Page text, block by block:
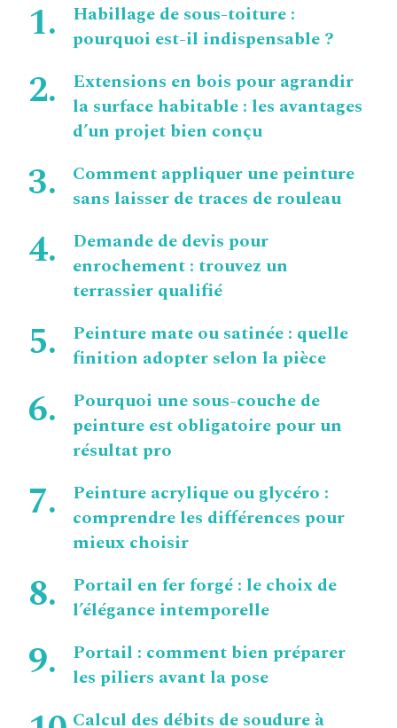
Habillage de sous-toiture :
pourquoi est-il indispensable ?
Extensions en bois pour agrandir
la surface habitable : les avantages
d’un projet bien conçu
Comment appliquer une peinture
sans laisser de traces de rouleau
Demande de devis pour
enrochement : trouvez un
terrassier qualifié
Peinture mate ou satinée : quelle
finition adopter selon la pièce
Pourquoi une sous-couche de
peinture est obligatoire pour un
résultat pro
Peinture acrylique ou glycéro :
comprendre les différences pour
mieux choisir
Portail en fer forgé : le choix de
l’élégance intemporelle
Portail : comment bien préparer
les piliers avant la pose
Calcul des débits de soudure à